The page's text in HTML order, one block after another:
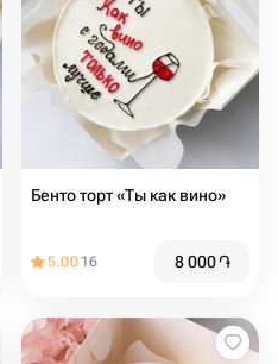
Бенто торт «Ты как вино»
5.00 16 8 000֏